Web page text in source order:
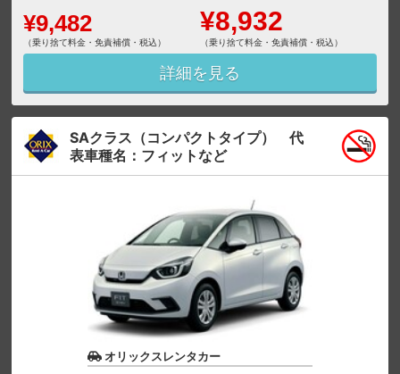
¥9,482
（乗り捨て料金・免責補償・税込）
¥8,932
（乗り捨て料金・免責補償・税込）
詳細を見る
SAクラス（コンパクトタイプ） 代
表車種名：フィットなど
オリックスレンタカー